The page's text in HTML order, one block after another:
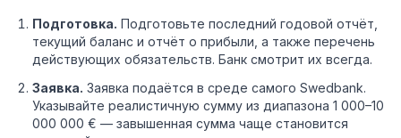
Подготовка. Подготовьте последний годовой отчёт,
текущий баланс и отчёт о прибыли, а также перечень
действующих обязательств. Банк смотрит их всегда.
Заявка. Заявка подаётся в среде самого Swedbank.
Указывайте реалистичную сумму из диапазона 1 000–10
000 000 € — завышенная сумма чаще становится